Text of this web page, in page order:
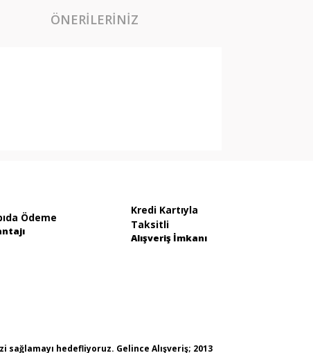
ÖNERILERINIZ
Ödeme
Kredi Kartıyla
Taksitli
Alışveriş İmkanı
hedefliyoruz. Gelince Alışveriş; 2013